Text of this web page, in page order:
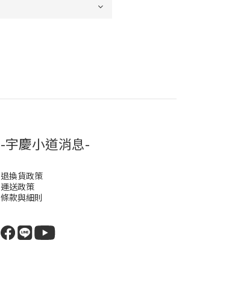
-宇慶小道消息-
退換貨政策
運送政策
條款與細則